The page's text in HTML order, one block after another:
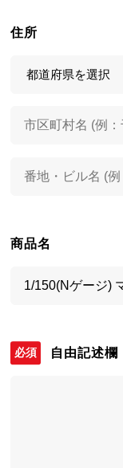
住所
商品名
自由記述欄